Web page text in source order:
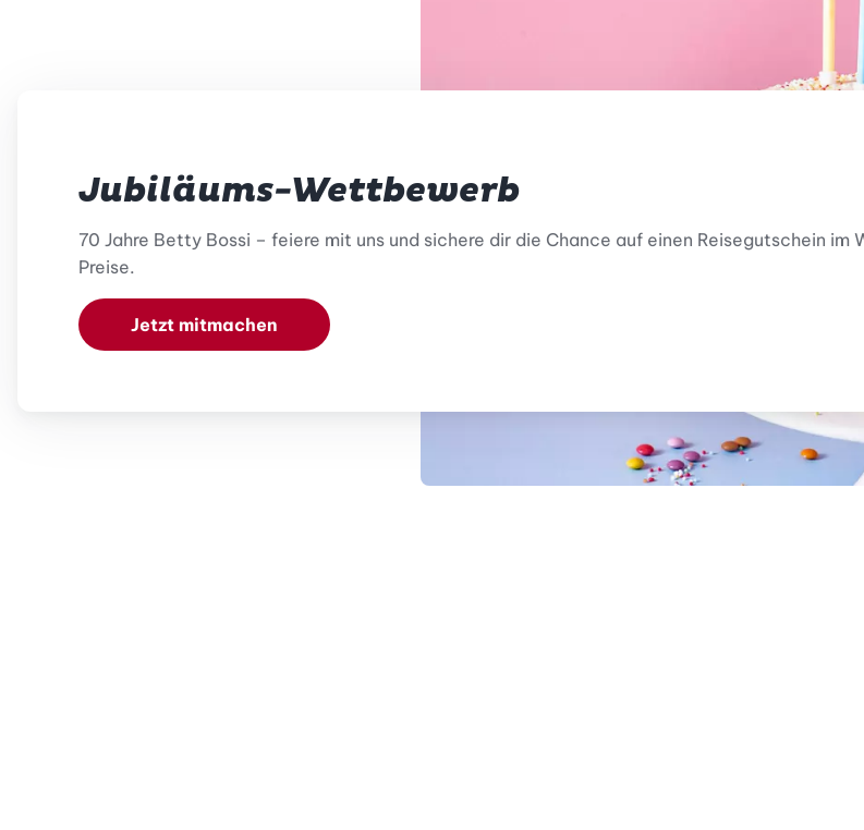
Jubiläums-Wettbewerb
70 Jahre Betty Bossi – feiere mit uns und sichere dir die Chance auf einen Reisegutschein
Preise.
Jetzt mitmachen